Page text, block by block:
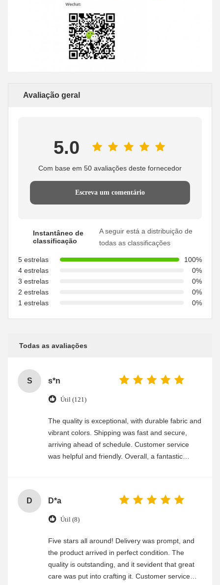
Avaliação geral
5.0
Com base em 50 avaliações deste fornecedor
Escreva um comentário
Instantâneo de
classificação
A seguir está a distribuição de
todas as classificações
5 estrelas
100%
4 estrelas
0%
3 estrelas
0%
2 estrelas
0%
1 estrelas
0%
Todas as avaliações
S s*n
Útil (121)
The quality is exceptional, with durable fabric and
vibrant colors. Shipping was fast and secure,
arriving ahead of schedule. Customer service
was helpful and friendly. Overall, a fantastic
D D*a
Útil (8)
Five stars all around! Delivery was prompt, and
the product arrived in perfect condition. The
quality is outstanding, and it sevident that great
care was put into crafting it. Customer service